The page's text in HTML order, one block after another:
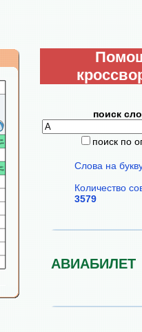
поиск
поиск по
Слова на
Количество
3579
АВИАБИЛЕТ